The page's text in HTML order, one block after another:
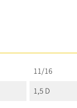
11/16
1,5 D